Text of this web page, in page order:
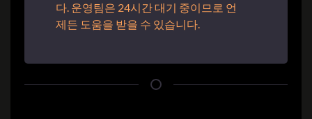
다. 운영팀은 24시간 대기 중이므로 언
제든 도움을 받을 수 있습니다.